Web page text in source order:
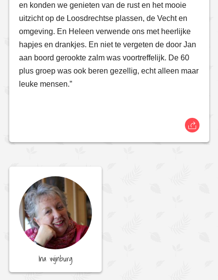
en konden we genieten van de rust en het mooie
uitzicht op de Loosdrechtse plassen, de Vecht en
omgeving. En Heleen verwende ons met heerlijke
hapjes en drankjes. En niet te vergeten de door Jan
aan boord gerookte zalm was voortreffelijk. De 60
plus groep was ook beren gezellig, echt alleen maar
leuke mensen.”
Ina wijnburg